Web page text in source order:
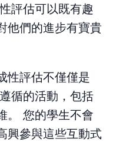
評估可以既有趣
他們的進步有寶貴
性評估不僅僅是
循的活動，包括
。 您的學生不會
興參與這些互動式